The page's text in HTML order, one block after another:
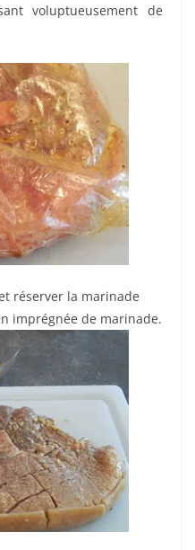
voluptueusement de
réserver la marinade
imprégnée de marinade.